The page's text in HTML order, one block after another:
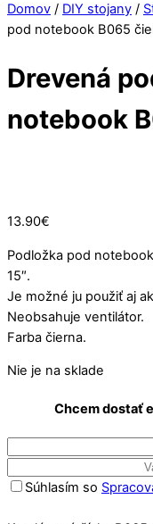
Domov / DIY stojany /
pod notebook B065
Drevená
notebook
13.90€
Podložka pod
15″.
Je možné ju použiť aj
Neobsahuje ventilátor.
Farba čierna.
Nie je na sklade
Chcem dostať
Súhlasím so